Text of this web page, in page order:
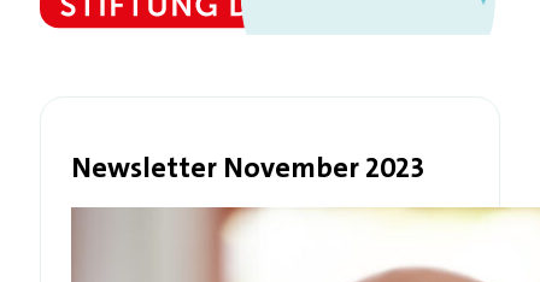
Newsletter November 2023